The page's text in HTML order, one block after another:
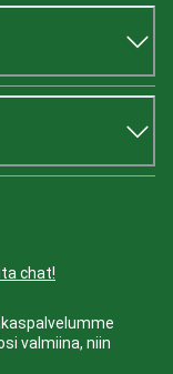
chat!
valmiina, niin